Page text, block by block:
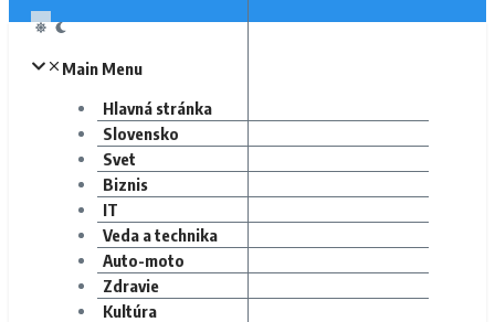
Main Menu
Hlavná stránka
Slovensko
Svet
Biznis
IT
Veda a technika
Auto-moto
Zdravie
Kultúra